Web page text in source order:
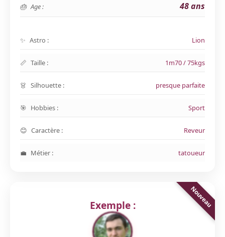
Age : 48 ans
Astro : Lion
Taille : 1m70 / 75kgs
Silhouette : presque parfaite
Hobbies : Sport
Caractère : Reveur
Métier : tatoueur
Exemple :